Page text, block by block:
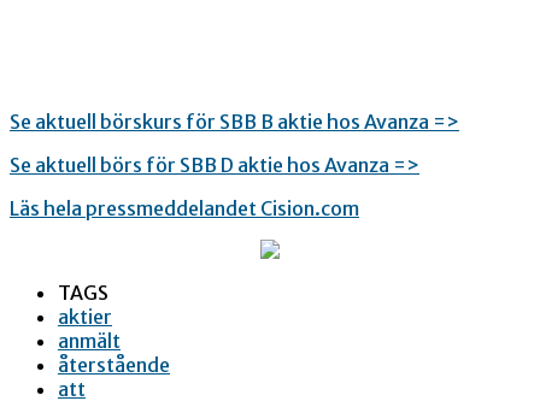
Se aktuell börskurs för SBB B aktie hos Avanza =>
Se aktuell börs för SBB D aktie hos Avanza =>
Läs hela pressmeddelandet Cision.com
TAGS
aktier
anmält
återstående
att